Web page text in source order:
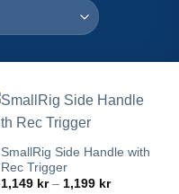
SmallRig Side Handle with
Rec Trigger
1,149 kr – 1,199 krPrisintervall: